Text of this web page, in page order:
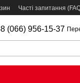
Часті запитання
(066) 956-15-37